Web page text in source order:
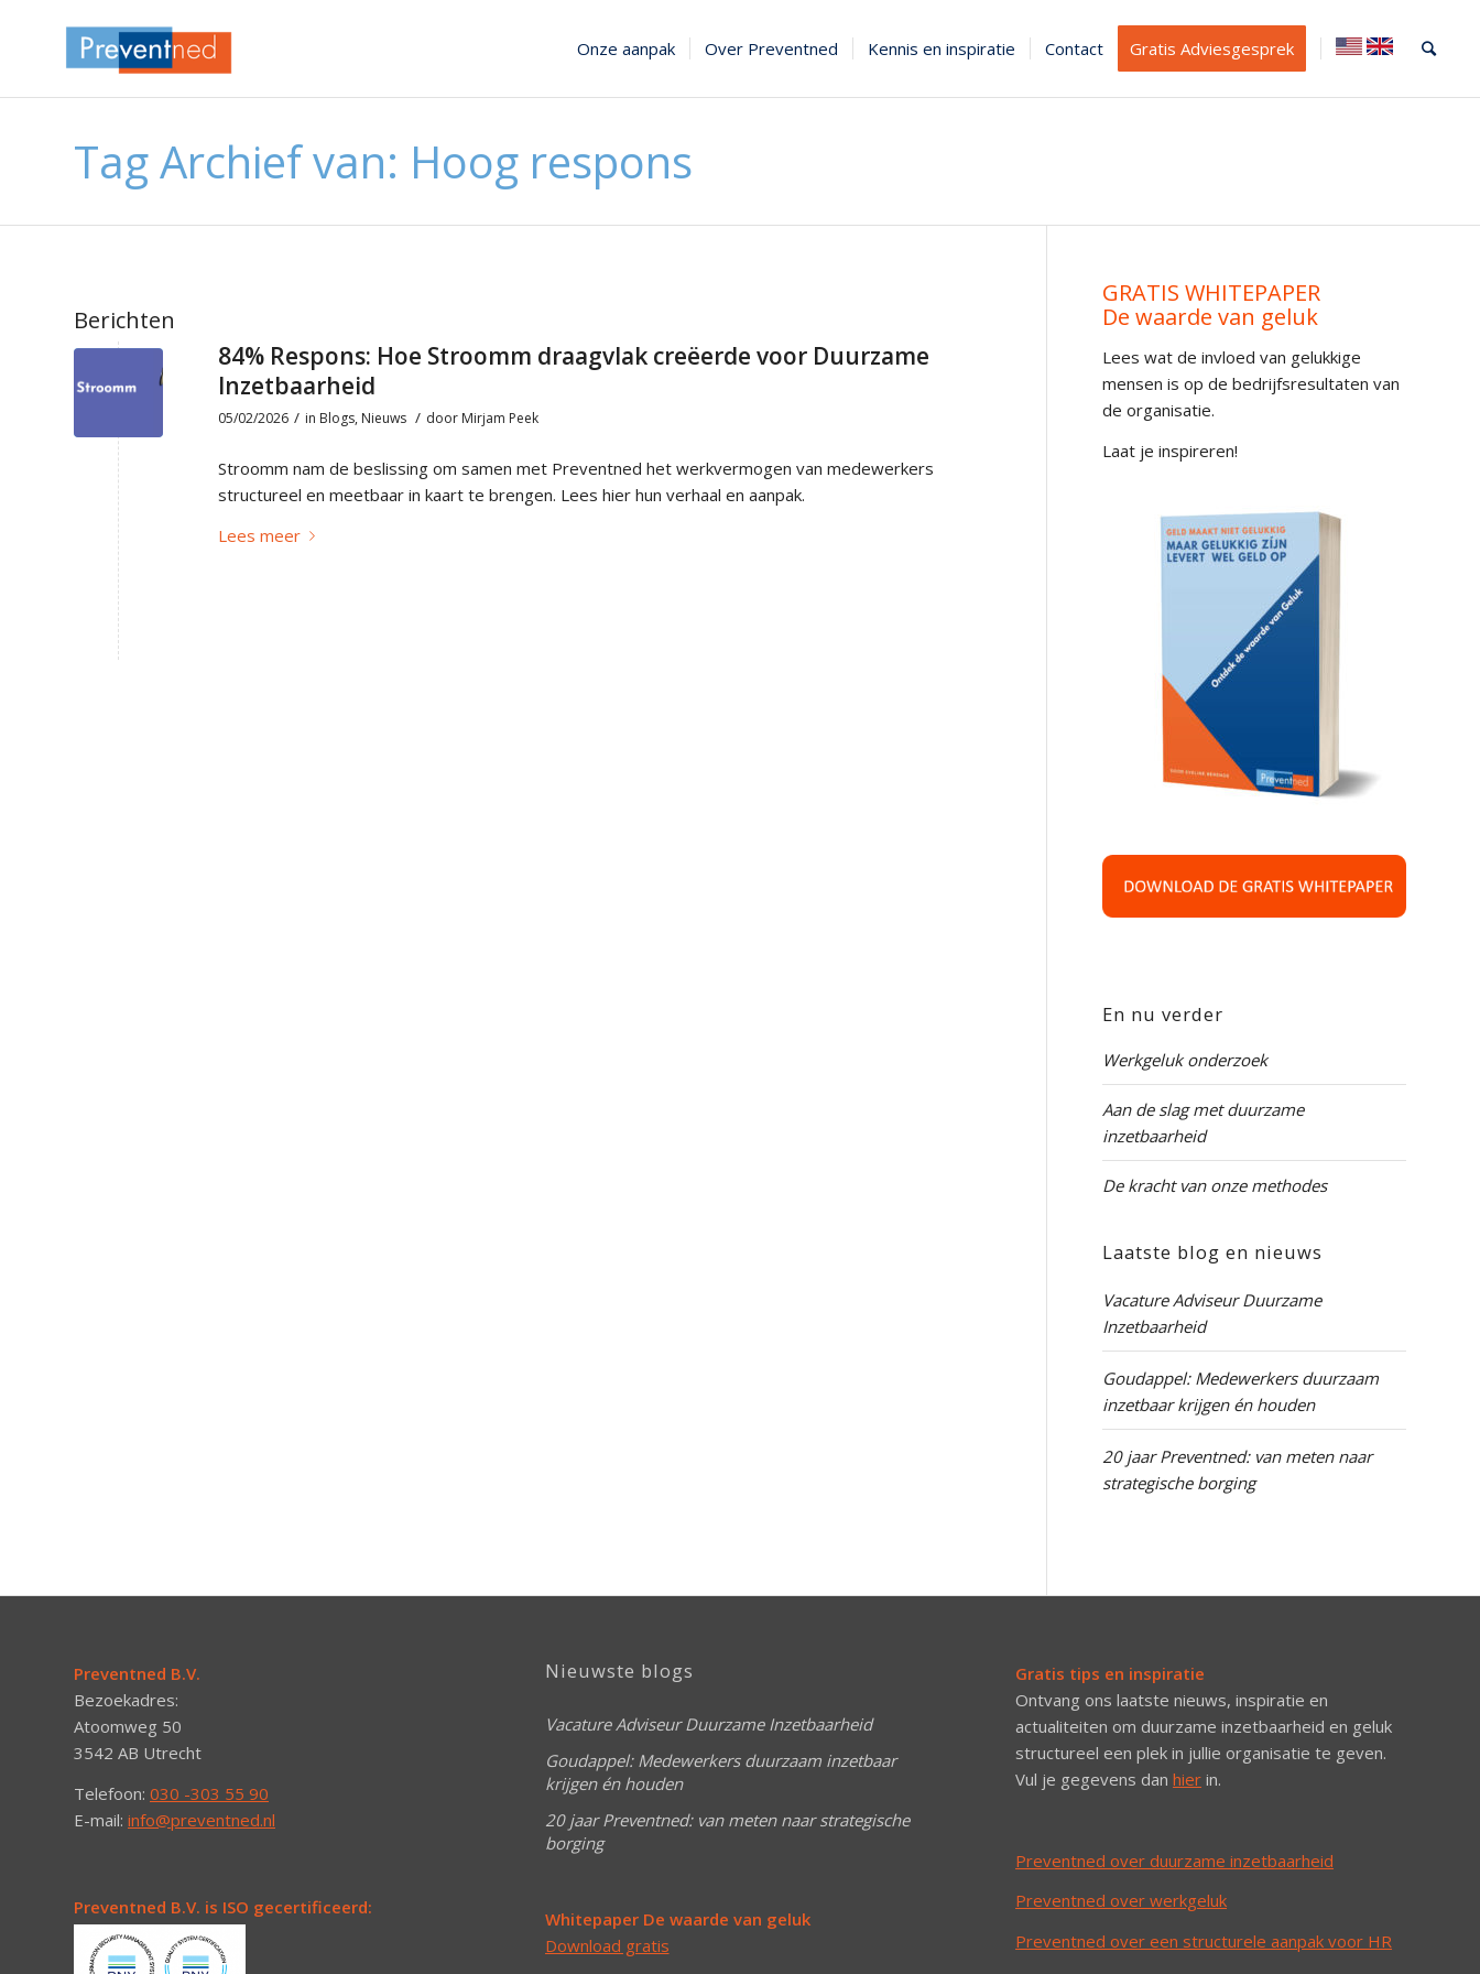
Onze aanpak Over Preventned Kennis en inspiratie Contact Gratis Adviesgesprek
Tag Archief van: Hoog respons
Berichten
84% Respons: Hoe Stroomm draagvlak creëerde voor Duurzame
Inzetbaarheid
05/02/2026 / in Blogs, Nieuws / door Mirjam Peek
Stroomm nam de beslissing om samen met Preventned het werkvermogen van medewerkers
structureel en meetbaar in kaart te brengen. Lees hier hun verhaal en aanpak.
Lees meer
GRATIS WHITEPAPER
De waarde van geluk
Lees wat de invloed van gelukkige
mensen is op de bedrijfsresultaten van
de organisatie.
Laat je inspireren!
En nu verder
Werkgeluk onderzoek
Aan de slag met duurzame
inzetbaarheid
De kracht van onze methodes
Laatste blog en nieuws
Vacature Adviseur Duurzame
Inzetbaarheid
Goudappel: Medewerkers duurzaam
inzetbaar krijgen én houden
20 jaar Preventned: van meten naar
strategische borging
Preventned B.V.
Bezoekadres:
Atoomweg 50
3542 AB Utrecht
Telefoon: 030 -303 55 90
E-mail: info@preventned.nl
Preventned B.V. is ISO gecertificeerd:
Nieuwste blogs
Vacature Adviseur Duurzame Inzetbaarheid
Goudappel: Medewerkers duurzaam inzetbaar
krijgen én houden
20 jaar Preventned: van meten naar strategische
borging
Whitepaper De waarde van geluk
Download gratis
Gratis tips en inspiratie
Ontvang ons laatste nieuws, inspiratie en
actualiteiten om duurzame inzetbaarheid en geluk
structureel een plek in jullie organisatie te geven.
Vul je gegevens danhier in.
Preventned over duurzame inzetbaarheid
Preventned over werkgeluk
Preventned over een structurele aanpak voor HR